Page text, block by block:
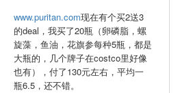
www.puritan.com现在有个买2送3
的deal，我买了20瓶（卵磷脂，螺
旋藻，鱼油，花旗参每种5瓶，都是
大瓶的，几个牌子在costco里好像
也有），付了130元左右，平均一
瓶6.5，还不错。